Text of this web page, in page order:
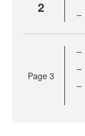
2
Page 3